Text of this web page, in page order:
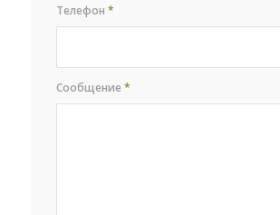
Телефон*
Сообщение*